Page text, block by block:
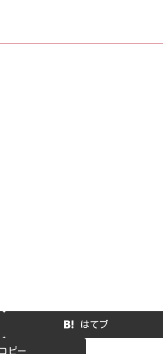
はてブ
コピー